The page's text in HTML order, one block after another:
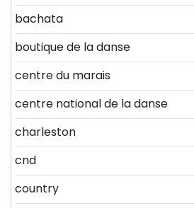
bachata
boutique de la danse
centre du marais
centre national de la danse
charleston
cnd
country